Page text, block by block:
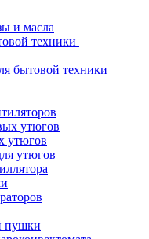
и масла
техники
бытовой техники
утюгов
утюгов
утюгов
пушки